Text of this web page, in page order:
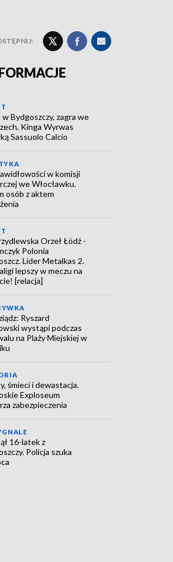
w Bydgoszczy, zagra we
Kinga Wyrwas
Sassuolo Calcio
w komisji
we Włocławku.
osób z aktem
Orzeł Łódź -
Polonia
Lider Metalkas 2.
lepszy w meczu na
[relacja]
Ryszard
wystąpi podczas
na Plaży Miejskiej w
śmieci i dewastacja.
Exploseum
zabezpieczenia
16-latek z
Policja szuka